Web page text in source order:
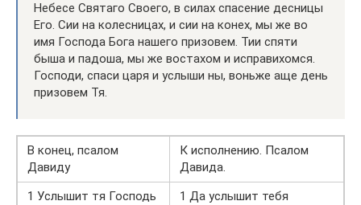
Небесе Святаго Своего, в силах спасение десницы
Его. Сии на колесницах, и сии на конех, мы же во
имя Господа Бога нашего призовем. Тии спяти
быша и падоша, мы же востахом и исправихомся.
Господи, спаси царя и услыши ны, воньже аще день
призовем Тя.
В конец, псалом
Давиду
К исполнению. Псалом
Давида.
1 Услышит тя Господь
1 Да услышит тебя